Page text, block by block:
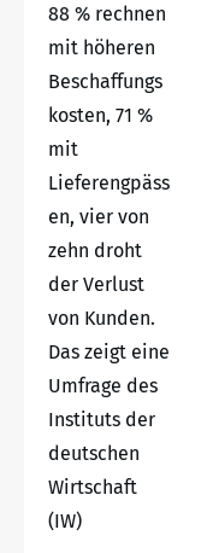
88 % rechnen
mit höheren
Beschaffungs
kosten, 71 %
mit
Lieferengpäss
en, vier von
zehn droht
der Verlust
von Kunden.
Das zeigt eine
Umfrage des
Instituts der
deutschen
Wirtschaft
(IW)